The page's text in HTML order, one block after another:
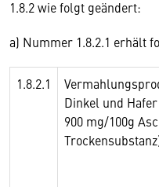
1.8.2 wie folgt geändert:
a) Nummer 1.8.2.1 erhält
1.8.2.1
Dinkel und
900 mg/100g